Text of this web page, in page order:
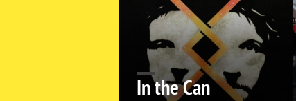
In the Can